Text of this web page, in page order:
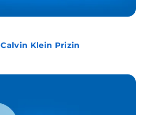
Calvin Klein Prizin